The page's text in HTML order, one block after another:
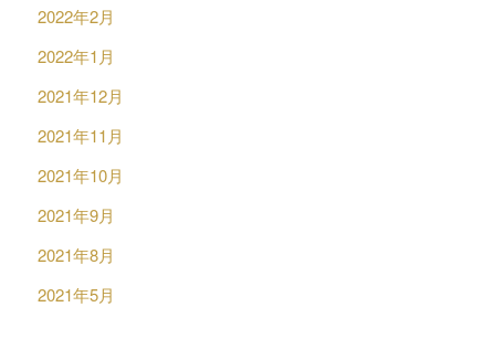
2022年2月
2022年1月
2021年12月
2021年11月
2021年10月
2021年9月
2021年8月
2021年5月